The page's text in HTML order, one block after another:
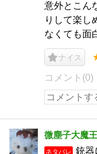
意外とこん
りして楽し
なくても面
ナイス
コメント(0)
微塵子大魔王
ネタバレ
銃器